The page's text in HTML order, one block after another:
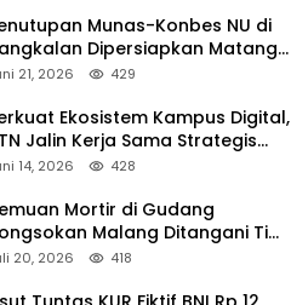
Munas-Konbes NU di
Dipersiapkan Matang,
Ipul Turun Tangan
21, 2026 429
Ekosistem Kampus Digital,
Jalin Kerja Sama Strategis
UNAIR
14, 2026 428
Mortir di Gudang
Malang Ditangani Tim
Polda Jatim
20, 2026 418